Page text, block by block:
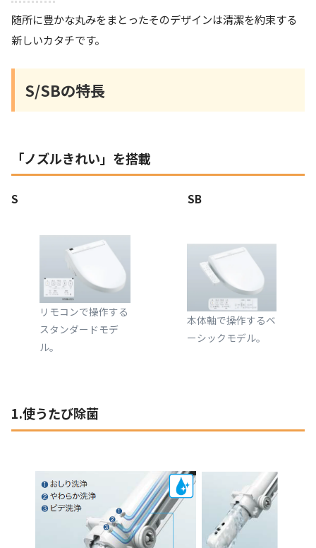
随所に豊かな丸みをまとったそのデザインは清潔を約束する
新しいカタチです。
S/SBの特長
「ノズルきれい」を搭載
S SB
リモコンで操作する
スタンダードモデ
ル。
本体軸で操作するベ
ーシックモデル。
1.使うたび除菌